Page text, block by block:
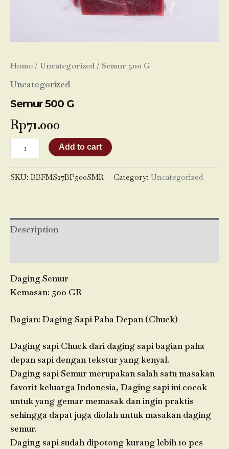
Home / Uncategorized / Semur 500 G
Uncategorized
Semur 500 G
Rp71.000
Add to cart
SKU: BBFMS27BP500SMR Category: Uncategorized
Description
Daging Semur
Kemasan: 500 GR
Bagian: Daging Sapi Paha Depan (Chuck)
Daging sapi Chuck dari daging sapi bagian paha
depan sapi dengan tekstur yang kenyal.
Daging sapi Semur merupakan salah satu masakan
favorit keluarga Indonesia, Daging sapi ini cocok
untuk yang gemar memasak dan ingin praktis
sehingga dapat juga diolah untuk masakan daging
semur.
Daging sapi sudah dipotong kurang lebih 10 pcs